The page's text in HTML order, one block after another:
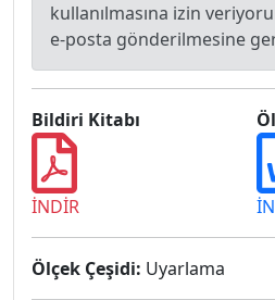
kullanılmasına izin
e-posta gönderilmesine
Bildiri Kitabı
İNDİR
Ölçek Çeşidi: Uyarlama